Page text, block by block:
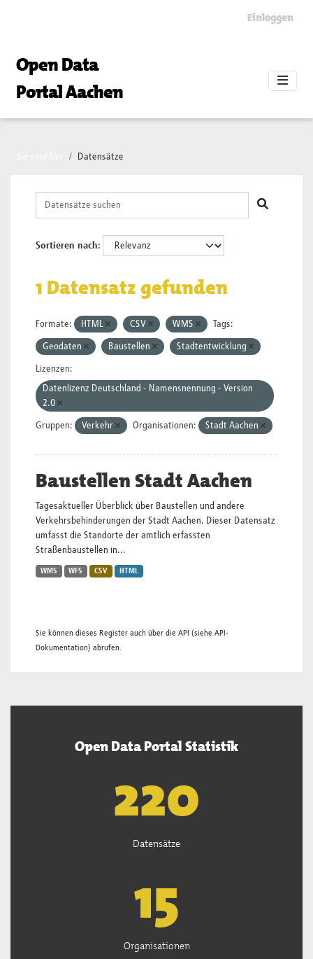
Einloggen
Open Data
Portal Aachen
Datensätze
Sortieren nach
1 Datensatz gefunden
Formate: HTML CSV WMS Tags:
Geodaten Baustellen Stadtentwicklung
Lizenzen:
Datenlizenz Deutschland - Namensnennung - Version
2.0
Gruppen: Verkehr Organisationen: Stadt Aachen
Baustellen Stadt Aachen
Tagesaktueller Überblick über Baustellen und andere
Verkehrsbehinderungen der Stadt Aachen. Dieser Datensatz
umfasst die Standorte der amtlich erfassten
Straßenbaustellen in...
WMS WFS CSV HTML
Sie können dieses Register auch über die API (siehe API-
Dokumentation) abrufen.
Open Data Portal Statistik
221
Datensätze
15
Organisationen